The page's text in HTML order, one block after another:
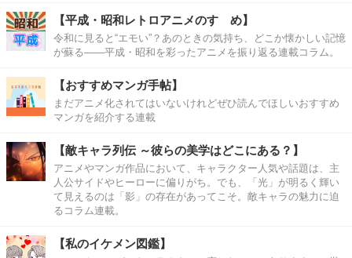
【平成・昭和レトロアニメのすゝめ】
令和に見ると“エモい”？あのときの気持ち、どこか懐かしい記憶
が蘇る――平成・昭和を彩ったアニメを振り返る連載コラム。
【おすすめマンガ手帖】
まだアニメ化されてはいないけれどぜひ読んでほしいおすすめ
マンガを紹介する連載
【敵キャラ列伝 ～彼らの美学はどこにある？】
アニメやマンガ作品において、キャラクター人気や話題は、主
人公サイドやヒーローに偏りがち。でも、「光」が明るく輝い
て見えるのは「影」の存在があってこそ。敵キャラの魅力に迫
るコラム連載。
【私のイケメン図鑑】